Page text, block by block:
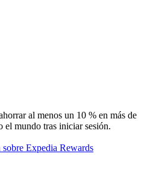
al menos un 10 % en más de
el mundo tras iniciar sesión.
Expedia Rewards